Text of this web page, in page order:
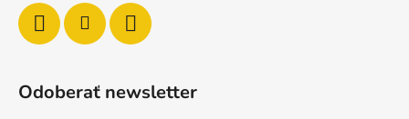
Odoberať newsletter